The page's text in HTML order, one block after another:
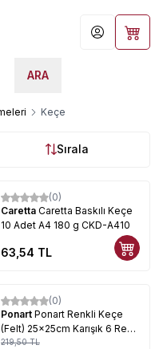
ARA
Hesabım
Keçe
Sırala
(0)
Caretta Caretta Baskılı Keçe
10 Adet A4 180 g CKD-A410
63,54 TL
%5
(0)
Ponart Ponart Renkli Keçe
(Felt) 25x25cm Karışık 6 Renk
Kod: PFS-03
219,50TL